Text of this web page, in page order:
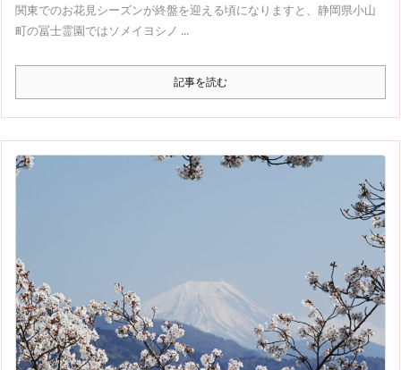
関東でのお花見シーズンが終盤を迎える頃になりますと、静岡県小山
町の冨士霊園ではソメイヨシノ ...
記事を読む